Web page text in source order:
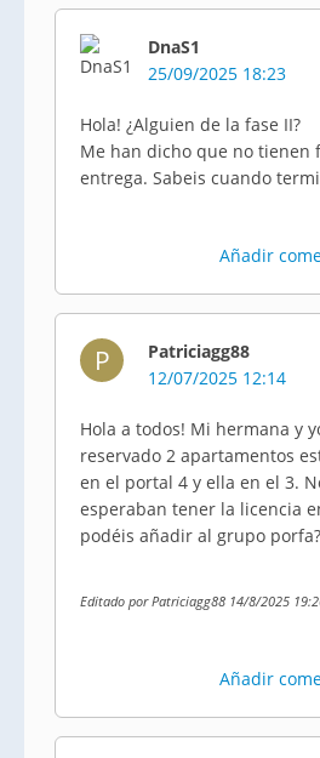
DnaS1
25/09/2025 18:23
Hola! ¿Alguien de la fase II?
Me han dicho que no tienen
entrega. Sabeis cuando
Añadir
P
Patriciagg88
12/07/2025 12:14
Hola a todos! Mi hermana y
reservado 2 apartamentos
en el portal 4 y ella en el 3.
esperaban tener la licencia
podéis añadir al grupo porfa?
Editado por Patriciagg88 14/8/2025
Añadir